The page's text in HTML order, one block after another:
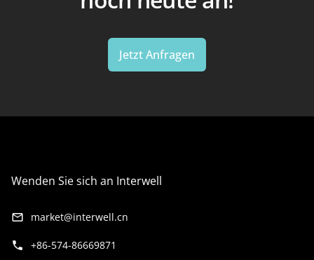
Jetzt Anfragen
Wenden Sie sich an Interwell
market@interwell.cn
+86-574-86669871